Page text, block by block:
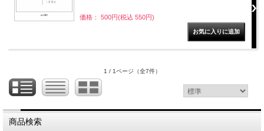
価格： 500円(税込 550円)
1 / 1ページ （全7件）
商品検索